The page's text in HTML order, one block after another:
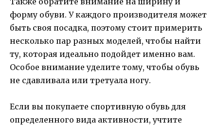
форму обуви. У каждого производителя может
быть своя посадка, поэтому стоит примерить
несколько пар разных моделей, чтобы найти
ту, которая идеально подойдет именно вам.
Особое внимание уделите тому, чтобы обувь
не сдавливала или третуала ногу.
Если вы покупаете спортивную обувь для
определенного вида активности, учтите